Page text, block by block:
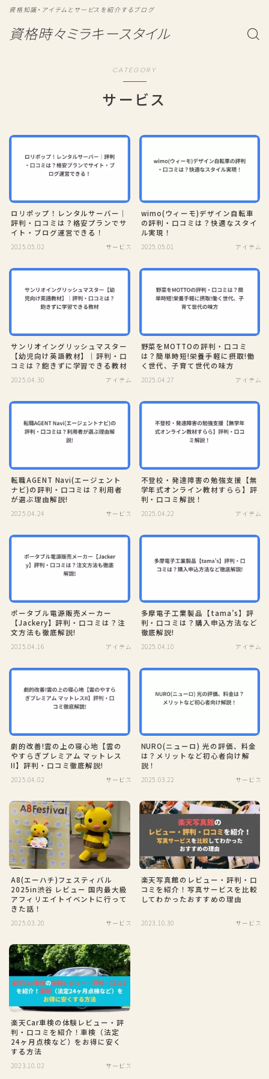
資格時々ミラキースタイル
資格知識・アイテムとサービスを紹介するブログ
CATEGORY
サービス
ロリポップ！レンタルサーバー｜
評判・口コミは？格安プランでサ
イト・ブログ運営できる！
2025.05.02 サービス
wimo(ウィーモ)デザイン自転車
の評判・口コミは？快適なスタイ
ル実現！
2025.05.01 アイテム
サンリオイングリッシュマスター
【幼児向け英語教材】｜評判・口
コミは？飽きずに学習できる教材
2025.04.30 アイテム
野菜をMOTTOの評判・口コミ
は？簡単時短!栄養手軽に摂取!働
く世代、子育て世代の味方
2025.04.27 アイテム
転職AGENT Navi(エージェント
ナビ)の評判・口コミは？利用者
が選ぶ理由解説!
2025.04.24 サービス
不登校・発達障害の勉強支援【無
学年式オンライン教材すらら】評
判・口コミ解説！
2025.04.22 アイテム
ポータブル電源販売メーカー
【Jackery】評判・口コミは？注
文方法も徹底解説!
2025.04.16 アイテム
多摩電子工業製品【tama’s】評
判・口コミは？購入申込方法など
徹底解説!
2025.04.10 アイテム
劇的改善!雲の上の寝心地【雲の
やすらぎプレミアム マットレス
II】評判・口コミ徹底解説!
2025.04.02 サービス
NURO(ニューロ) 光の評価、料金
は？メリットなど初心者向け解
説！
2025.03.22 サービス
A8(エーハチ)フェスティバル
2025in渋谷 レビュー 国内最大級
アフィリエイトイベントに行って
きた話！
2025.03.20 サービス
楽天写真館のレビュー・評判・口
コミを紹介！写真サービスを比較
してわかったおすすめの理由
2023.10.30 サービス
楽天Car車検の体験レビュー・評
判・口コミを紹介！車検（法定
24ヶ月点検など）をお得に安く
する方法
2023.10.02 サービス